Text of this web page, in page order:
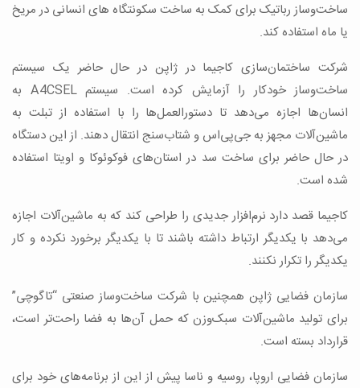
ساخت‌وساز رباتیک برای کمک به ساخت سکونتگاه های انسانی در مریخ
یا ماه استفاده کند.
شرکت ساختمان‌سازی کاجیما در ژاپن در حال حاضر یک سیستم
ساخت‌وساز خودکار را آزمایش کرده است. سیستم A4CSEL به
انسان‌ها اجازه می‌دهد تا دستورالعمل‌ها را با استفاده از تبلت به
ماشین‌آلات مجهز به جی‌پی‌اس و شتاب‌سنج انتقال دهند. از این دستگاه
در حال حاضر برای ساخت سد در استان‌های فوکوئوکا و اویتا استفاده
شده است.
کاجیما قصد دارد نرم‌افزار جدیدی را طراحی کند که به ماشین‌آلات اجازه
می‌دهد با یکدیگر ارتباط داشته باشند تا با یکدیگر برخورد نکرده و کار
یکدیگر را تکرار نکنند.
سازمان فضایی ژاپن همچنین با شرکت ساخت‌وساز صنعتی “تاگوچی”
برای تولید ماشین‌آلات سبک‌وزن که حمل آن‌ها به فضا راحت‌تر است،
قرارداد بسته است.
سازمان فضایی اروپا، روسیه و ناسا پیش از این از برنامه‌های خود برای